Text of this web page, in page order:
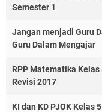
Semester 1
Jangan menjadi Guru
Guru Dalam Mengajar
RPP Matematika
Revisi 2017
KI dan KD PJOK Kelas